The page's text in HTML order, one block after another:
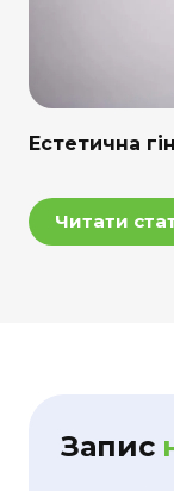
Естетична
Читати
Запис